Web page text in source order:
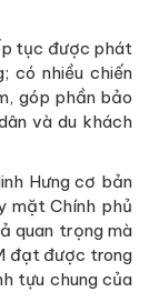
tục được phát
có nhiều chiến
góp phần bảo
và du khách
Hưng cơ bản
mặt Chính phủ
quan trọng mà
đạt được trong
tựu chung của